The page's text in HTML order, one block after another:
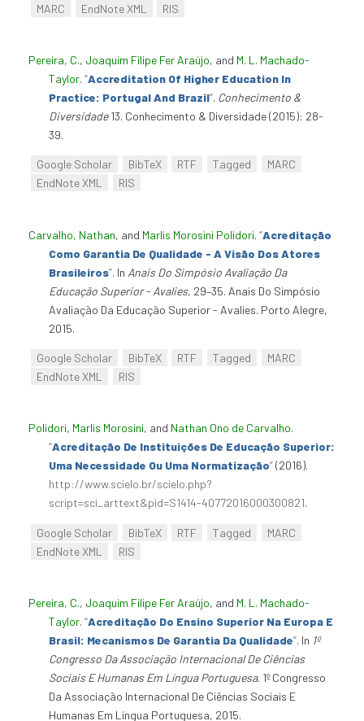
MARC
EndNote XML RIS
Pereira, C., Joaquim Filipe Fer Araújo, and M. L. Machado-
Taylor. “Accreditation Of Higher Education In
Practice: Portugal And Brazil”. Conhecimento &
Diversidade13. Conhecimento & Diversidade (2015): 28-
39.
Google Scholar BibTeX RTF Tagged
MARC
EndNote XML
RIS
Carvalho, Nathan, and Marlis Morosini Polidori. “Acreditação
Como Garantia De Qualidade - A Visão Dos Atores
Brasileiros”. In Anais Do Simpósio Avaliação Da
Educação Superior - Avalies, 29–35. Anais Do Simpósio
Avaliação Da Educação Superior - Avalies. Porto Alegre,
2015.
Google Scholar BibTeX RTF Tagged
MARC
EndNote XML
RIS
Polidori, Marlis Morosini, and Nathan Ono de Carvalho.
“Acreditação De Instituições De Educação Superior:
Uma Necessidade Ou Uma Normatização”(2016).
http://www.scielo.br/scielo.php?
script=sci_arttext&pid=S1414-40772016000300821.
Google Scholar BibTeX RTF Tagged
MARC
EndNote XML
RIS
Pereira, C., Joaquim Filipe Fer Araújo, and M. L. Machado-
Taylor. “Acreditação Do Ensino Superior Na Europa E
Brasil: Mecanismos De Garantia Da Qualidade”. In 1º
Congresso Da Associação Internacional De Ciências
Sociais E Humanas Em Língua Portuguesa. 1º Congresso
Da Associação Internacional De Ciências Sociais E
Humanas Em Língua Portuguesa, 2015.